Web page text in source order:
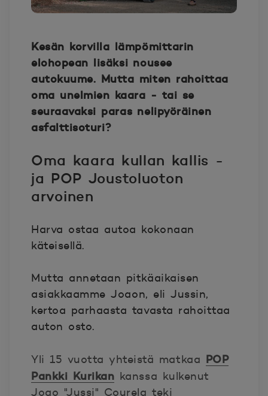
Kesän korvilla lämpömittarin
elohopean lisäksi nousee
autokuume. Mutta miten rahoittaa
oma unelmien kaara - tai se
seuraavaksi paras nelipyöräinen
asfalttisoturi?
Oma kaara kullan kallis -
ja POP Joustoluoton
arvoinen
Harva ostaa autoa kokonaan
käteisellä.
Mutta annetaan pitkäaikaisen
asiakkaamme Joaon, eli Jussin,
kertoa parhaasta tavasta rahoittaa
auton osto.
Yli 15 vuotta yhteistä matkaa POP
Pankki Kurikan kanssa kulkenut
Joao "Jussi" Courela teki